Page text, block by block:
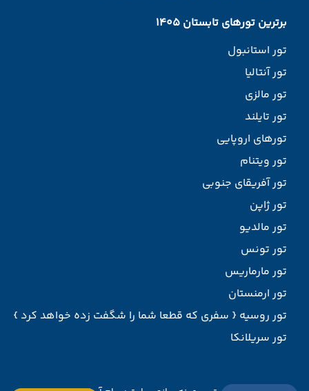
برترین تورهای تابستان 1405
تور استانبول
تور آنتالیا
تور مالزی
تور تایلند
تورهای اروپایی
تور ویتنام
تور آفریقای جنوبی
تور ژاپن
تور مالدیو
تور تونس
تور مارماریس
تور ارمنستان
تور روسیه { سفری که قطعا شما را شگفت زده خواهد کرد }
تور سریلانکا